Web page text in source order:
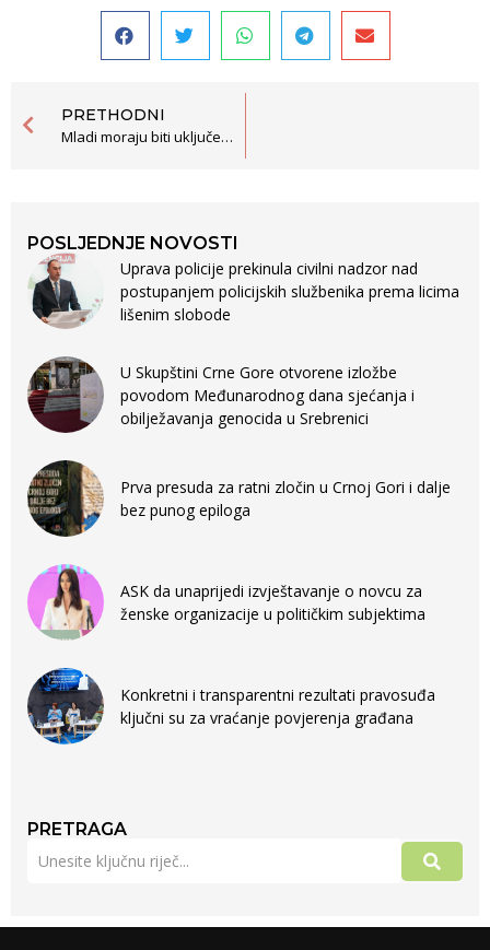
PRETHODNI
Mladi moraju biti uključeni u procese koji obklikuju njihovu budućnost
POSLJEDNJE NOVOSTI
Uprava policije prekinula civilni nadzor nad
postupanjem policijskih službenika prema licima
lišenim slobode
U Skupštini Crne Gore otvorene izložbe
povodom Međunarodnog dana sjećanja i
obilježavanja genocida u Srebrenici
Prva presuda za ratni zločin u Crnoj Gori i dalje
bez punog epiloga
ASK da unaprijedi izvještavanje o novcu za
ženske organizacije u političkim subjektima
Konkretni i transparentni rezultati pravosuđa
ključni su za vraćanje povjerenja građana
PRETRAGA